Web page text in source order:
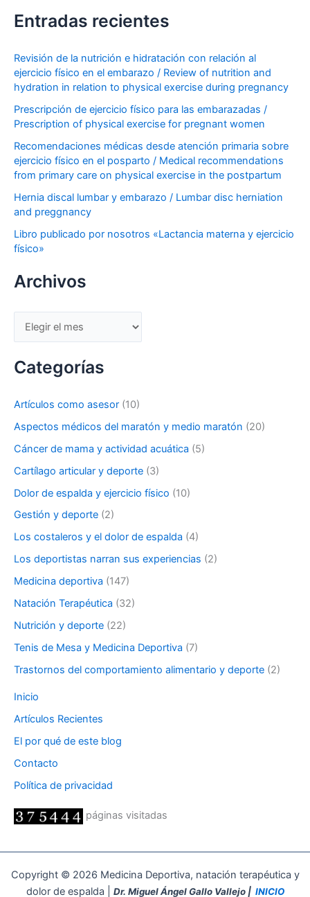
Entradas recientes
Revisión de la nutrición e hidratación con relación al
ejercicio físico en el embarazo / Review of nutrition and
hydration in relation to physical exercise during pregnancy
Prescripción de ejercicio físico para las embarazadas /
Prescription of physical exercise for pregnant women
Recomendaciones médicas desde atención primaria sobre
ejercicio físico en el posparto / Medical recommendations
from primary care on physical exercise in the postpartum
Hernia discal lumbar y embarazo / Lumbar disc herniation
and preggnancy
Libro publicado por nosotros «Lactancia materna y ejercicio
físico»
Archivos
Archivos
Categorías
Artículos como asesor (10)
Aspectos médicos del maratón y medio maratón (20)
Cáncer de mama y actividad acuática (5)
Cartílago articular y deporte (3)
Dolor de espalda y ejercicio físico (10)
Gestión y deporte (2)
Los costaleros y el dolor de espalda (4)
Los deportistas narran sus experiencias (2)
Medicina deportiva (147)
Natación Terapéutica (32)
Nutrición y deporte (22)
Tenis de Mesa y Medicina Deportiva (7)
Trastornos del comportamiento alimentario y deporte (2)
Inicio
Artículos Recientes
El por qué de este blog
Contacto
Política de privacidad
páginas visitadas
Copyright © 2026 Medicina Deportiva, natación terapéutica y
dolor de espalda | Dr. Miguel Ángel Gallo Vallejo | INICIO